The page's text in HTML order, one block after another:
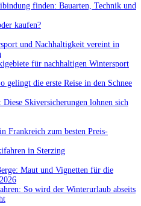
finden: Bauarten, Technik und
kaufen?
und Nachhaltigkeit vereint in
für nachhaltigen Wintersport
gelingt die erste Reise in den Schnee
Skiversicherungen lohnen sich
Frankreich zum besten Preis-
in Sterzing
Maut und Vignetten für die
So wird der Winterurlaub abseits